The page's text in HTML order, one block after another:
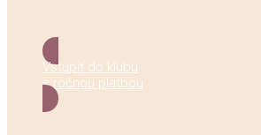
Vstúpiť do klubu
s ročnou platbou